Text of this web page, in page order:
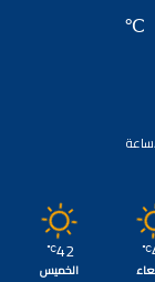
℃
℃
42
℃
الخميس